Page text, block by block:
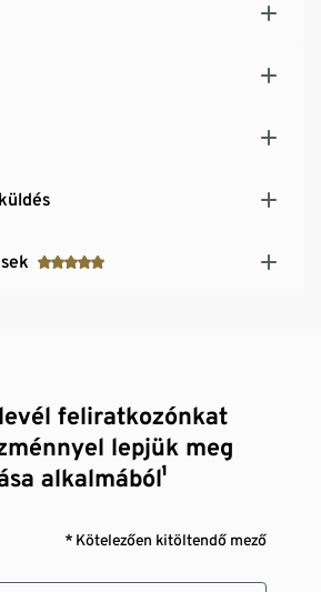
feliratkozónkat
lepjük meg
alkalmából¹
* Kötelezően kitöltendő mező